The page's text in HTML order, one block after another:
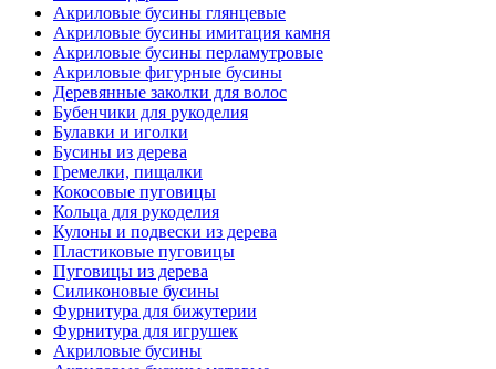
Акриловые бусины глянцевые
Акриловые бусины имитация камня
Акриловые бусины перламутровые
Акриловые фигурные бусины
Деревянные заколки для волос
Бубенчики для рукоделия
Булавки и иголки
Бусины из дерева
Гремелки, пищалки
Кокосовые пуговицы
Кольца для рукоделия
Кулоны и подвески из дерева
Пластиковые пуговицы
Пуговицы из дерева
Силиконовые бусины
Фурнитура для бижутерии
Фурнитура для игрушек
Акриловые бусины